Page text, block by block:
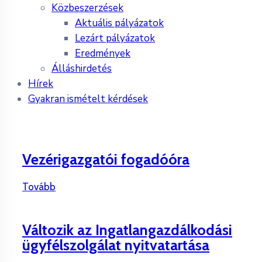
Közbeszerzések
Aktuális pályázatok
Lezárt pályázatok
Eredmények
Álláshirdetés
Hírek
Gyakran ismételt kérdések
Vezérigazgatói fogadóóra
Tovább
Változik az Ingatlangazdálkodási
ügyfélszolgálat nyitvatartása